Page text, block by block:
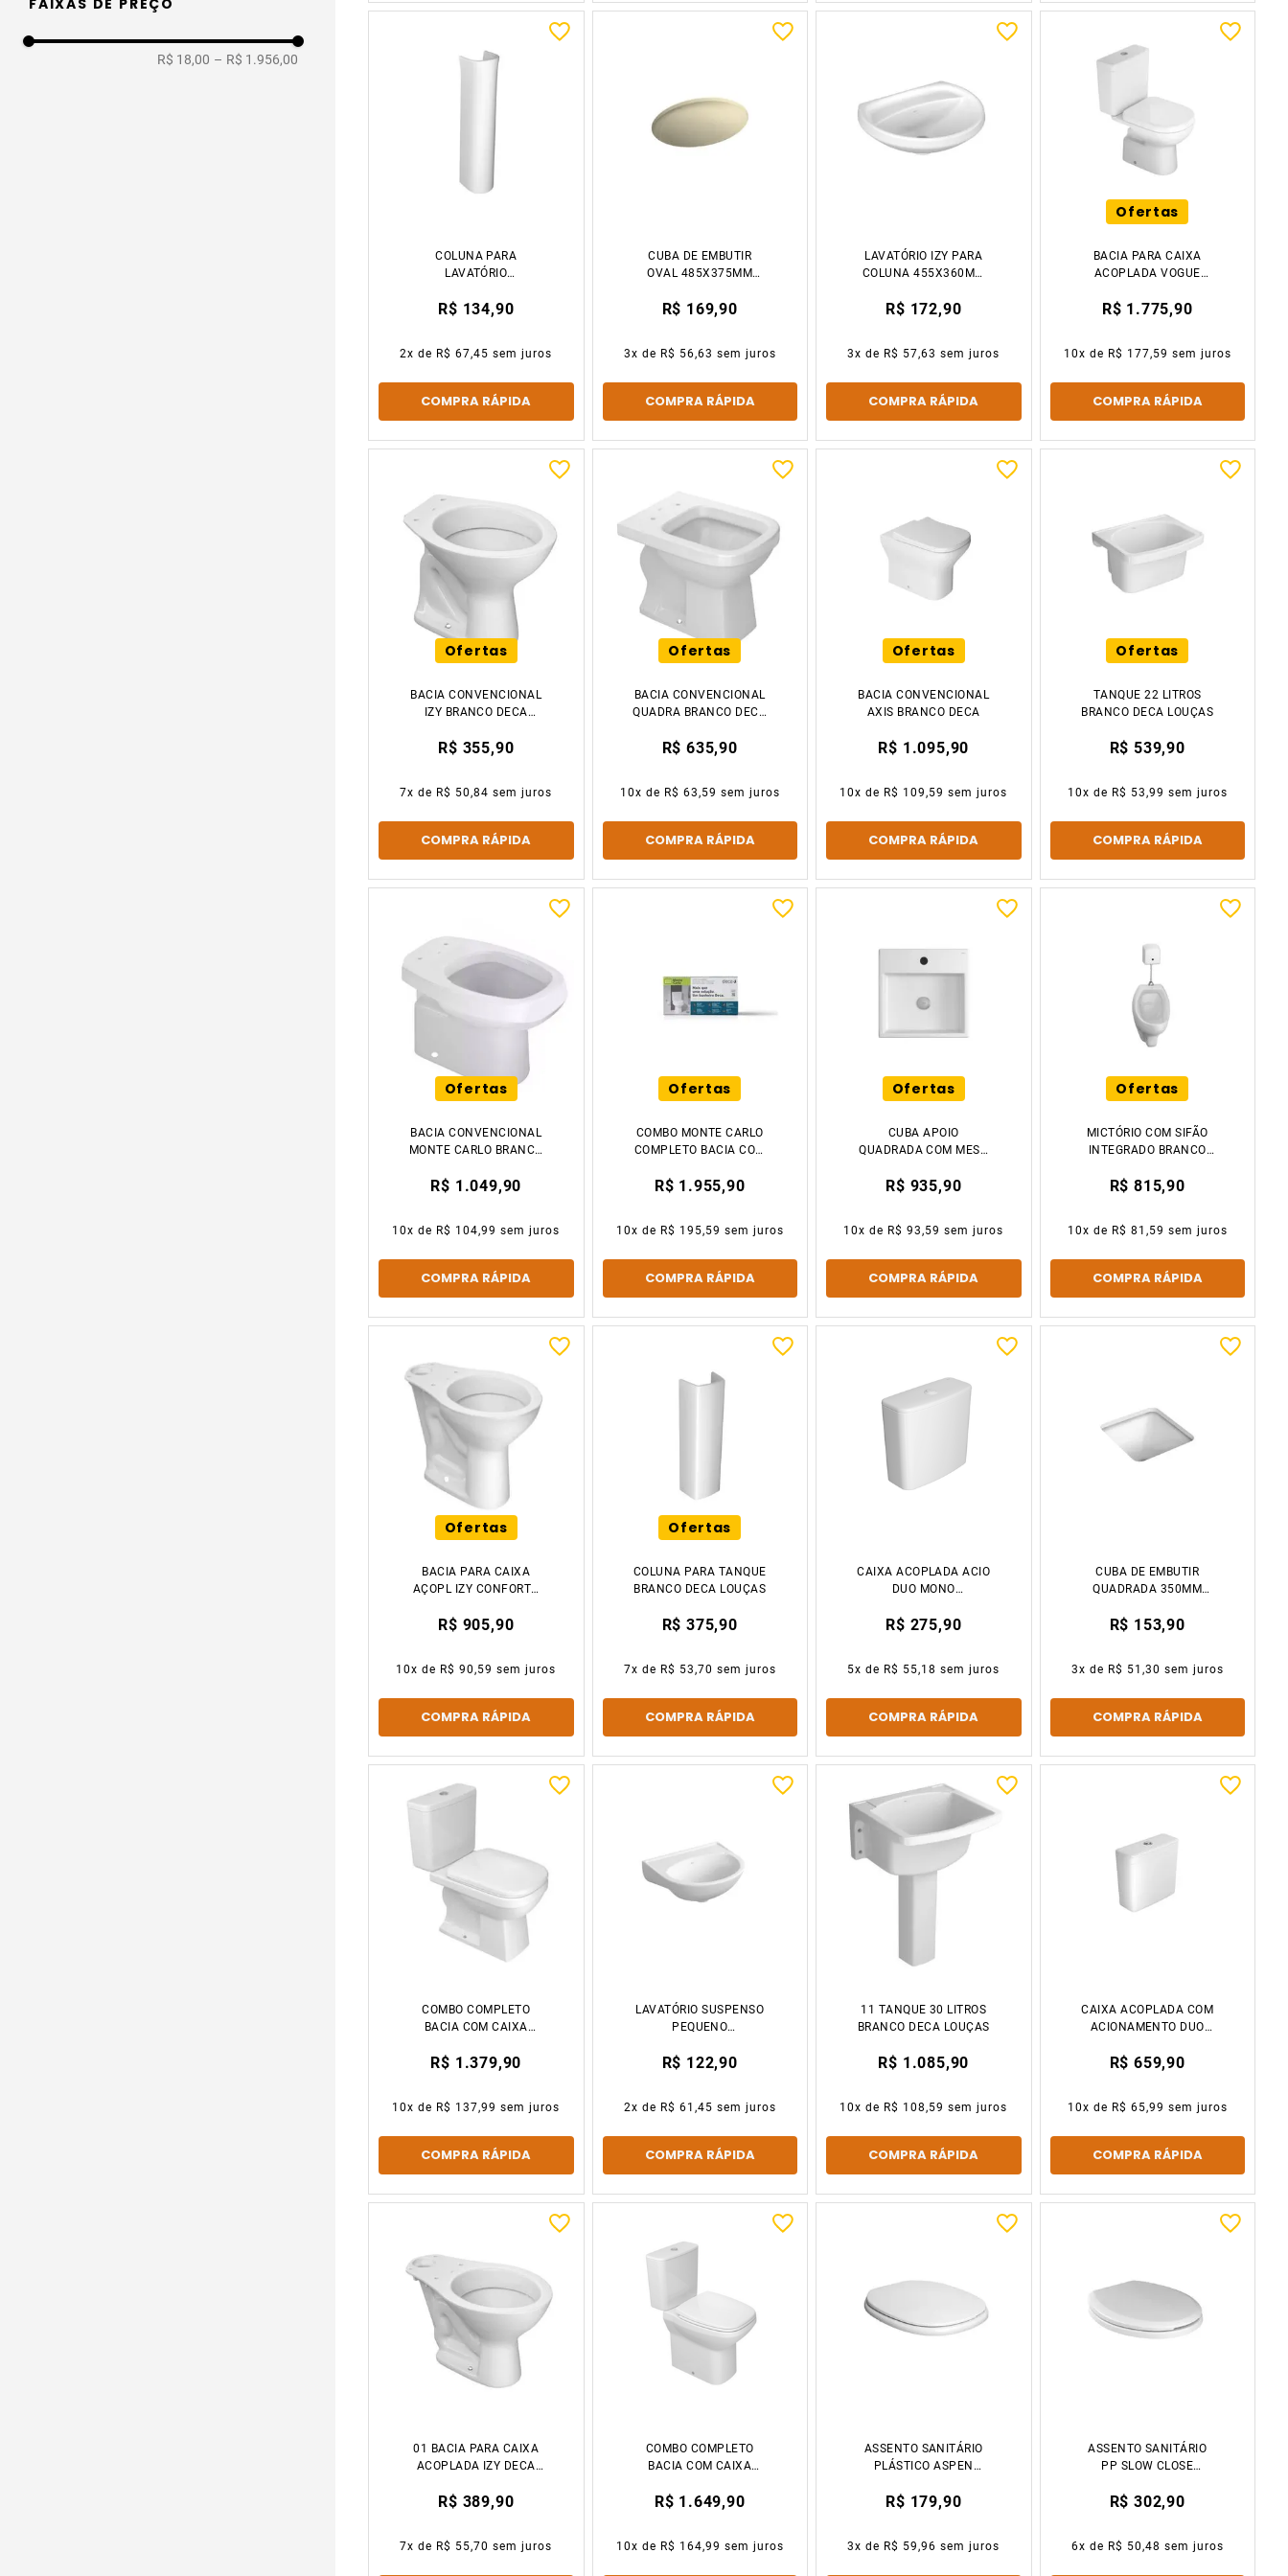
Assentos polipropileno (pvc)
Kits
Caixa Acoplada
Combo
FAIXAS DE PREÇO
R$ 18,00 – R$ 1.956,00
COLUNA PARA
LAVATÓRIO
BRANCO DECA LOUÇAS
R$ 134,90
2x de R$ 67,45 sem juros
COMPRA RÁPIDA
CUBA DE EMBUTIR
OVAL 485X375MM
R$ 169,90
3x de R$ 56,63 sem juros
COMPRA RÁPIDA
LAVATÓRIO IZY PARA
COLUNA 455X360MM
R$ 172,90
3x de R$ 57,63 sem juros
COMPRA RÁPIDA
Ofertas
BACIA PARA CAIXA
ACOPLADA VOGUE
R$ 1.775,90
10x de R$ 177,59 sem juros
COMPRA RÁPIDA
Ofertas
BACIA CONVENCIONAL
IZY BRANCO DECA
R$ 355,90
7x de R$ 50,84 sem juros
COMPRA RÁPIDA
Ofertas
BACIA CONVENCIONAL
QUADRA BRANCO DECA
R$ 635,90
10x de R$ 63,59 sem juros
COMPRA RÁPIDA
Ofertas
BACIA CONVENCIONAL
AXIS BRANCO DECA
R$ 1.095,90
10x de R$ 109,59 sem juros
COMPRA RÁPIDA
Ofertas
TANQUE 22 LITROS
BRANCO DECA LOUÇAS
R$ 539,90
10x de R$ 53,99 sem juros
COMPRA RÁPIDA
Ofertas
BACIA CONVENCIONAL
MONTE CARLO BRANCO
R$ 1.049,90
10x de R$ 104,99 sem juros
COMPRA RÁPIDA
Ofertas
COMBO MONTE CARLO
COMPLETO BACIA COM
BRANCO DECA
R$ 1.955,90
10x de R$ 195,59 sem juros
COMPRA RÁPIDA
Ofertas
CUBA APOIO
QUADRADA COM MESA
R$ 935,90
10x de R$ 93,59 sem juros
COMPRA RÁPIDA
Ofertas
MICTÓRIO COM SIFÃO
INTEGRADO BRANCO
R$ 815,90
10x de R$ 81,59 sem juros
COMPRA RÁPIDA
Ofertas
BACIA PARA CAIXA
AÇOPL IZY CONFORTO
R$ 905,90
10x de R$ 90,59 sem juros
COMPRA RÁPIDA
Ofertas
COLUNA PARA TANQUE
BRANCO DECA LOUÇAS
R$ 375,90
7x de R$ 53,70 sem juros
COMPRA RÁPIDA
CAIXA ACOPLADA ACIO
DUO MONO
DECA
R$ 275,90
5x de R$ 55,18 sem juros
COMPRA RÁPIDA
CUBA DE EMBUTIR
QUADRADA 350MM
R$ 153,90
3x de R$ 51,30 sem juros
COMPRA RÁPIDA
COMBO COMPLETO
BACIA COM CAIXA
BRANCO DECA
R$ 1.379,90
10x de R$ 137,99 sem juros
COMPRA RÁPIDA
LAVATÓRIO SUSPENSO
PEQUENO
BRANCO DECA
R$ 122,90
2x de R$ 61,45 sem juros
COMPRA RÁPIDA
11 TANQUE 30 LITROS
BRANCO DECA LOUÇAS
R$ 1.085,90
10x de R$ 108,59 sem juros
COMPRA RÁPIDA
CAIXA ACOPLADA COM
ACIONAMENTO DUO
CARLO/VOGUE
R$ 659,90
10x de R$ 65,99 sem juros
COMPRA RÁPIDA
01 BACIA PARA CAIXA
ACOPLADA IZY DECA
R$ 389,90
7x de R$ 55,70 sem juros
COMBO COMPLETO
BACIA COM CAIXA
DECA
R$ 1.649,90
10x de R$ 164,99 sem juros
ASSENTO SANITÁRIO
PLÁSTICO ASPEN
R$ 179,90
3x de R$ 59,96 sem juros
ASSENTO SANITÁRIO
PP SLOW CLOSE
BRANCO DECA
R$ 302,90
6x de R$ 50,48 sem juros